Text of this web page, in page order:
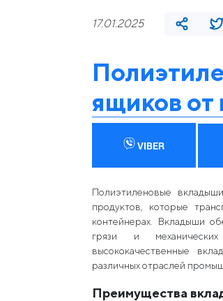
17.01.2025
ящиков
VIBER
Полиэтиленовые
продуктов, которые
контейнерах. Вкладыши
грязи и
высококачественные
различных отраслей
Преимущества